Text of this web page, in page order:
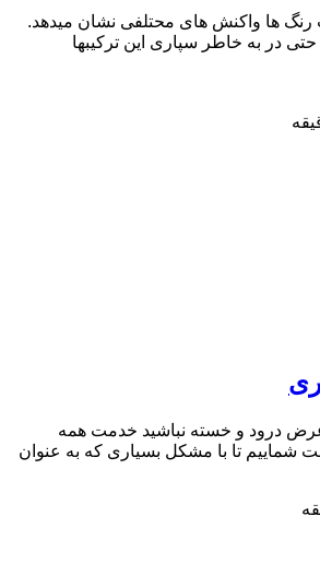
رنگ ها واکنش های محتلفی نشان میدهد.
در به خاطر سپاری این ترکیبها
درود و خسته نباشید خدمت همه
شماییم تا با مشکل بسیاری که به عنوان